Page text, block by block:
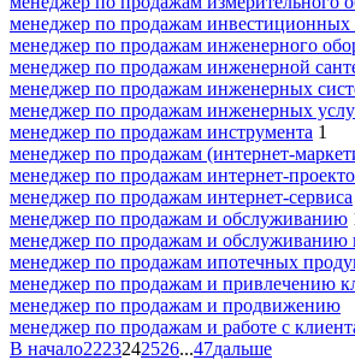
менеджер по продажам инвестиционных
менеджер по продажам инженерного
менеджер по продажам инженерной
менеджер по продажам инженерных
менеджер по продажам инженерных
менеджер по продажам инструмента 1
менеджер по продажам (интернет-
менеджер по продажам интернет-
менеджер по продажам интернет-сервиса
менеджер по продажам и обслуживанию
менеджер по продажам и обслуживанию
менеджер по продажам ипотечных
менеджер по продажам и привлечению
менеджер по продажам и продвижению
менеджер по продажам и работе с
В начало2223242526...47дальше